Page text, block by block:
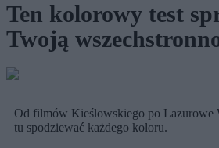
Ten kolorowy test
Twoją
Od filmów Kieślowskiego po Lazurowe
tu spodziewać każdego koloru.